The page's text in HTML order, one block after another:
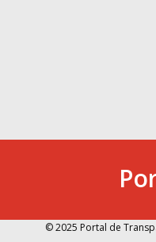
© 2025 Portal de